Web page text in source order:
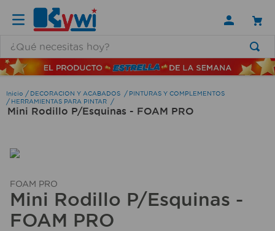
DECORACION Y ACABADOS
PINTURAS Y COMPLEMENTOS
HERRAMIENTAS PARA PINTAR
Mini Rodillo P/Esquinas - FOAM PRO
FOAM PRO
Mini Rodillo P/Esquinas -
FOAM PRO
TÉRMINOS MÁS BUSCADOS
1 .
lamparas
2.
ducha
4.
6.
escritorio
7.
cerradura